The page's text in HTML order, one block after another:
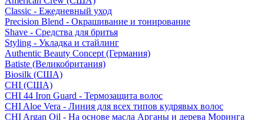
Classic - Ежедневный уход
Precision Blend - Окрашивание и тонирование
Shave - Средства для бритья
Styling - Укладка и стайлинг
Authentic Beauty Concept (Германия)
Batiste (Великобритания)
Biosilk (США)
CHI (США)
CHI 44 Iron Guard - Термозащита волос
CHI Aloe Vera - Линия для всех типов кудрявых волос
CHI Argan Oil - На основе масла Арганы и дерева Моринга